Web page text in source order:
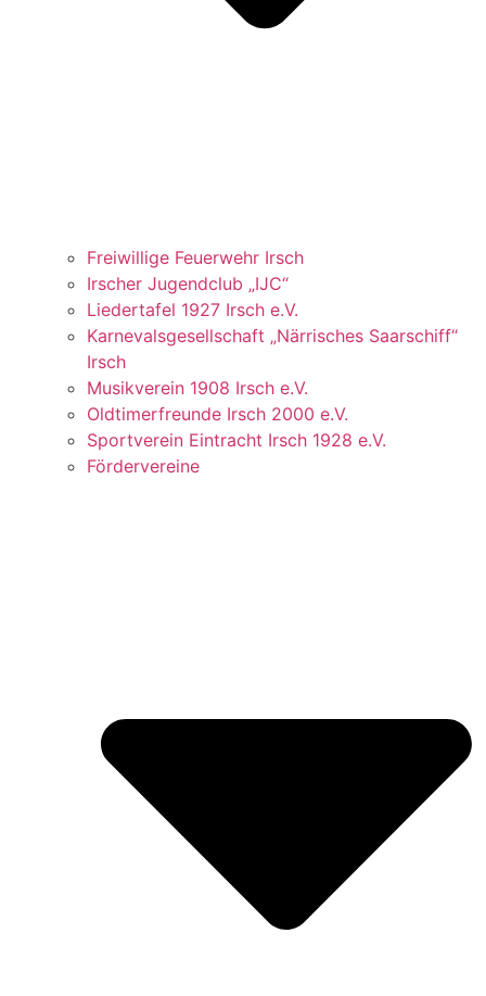
Freiwillige Feuerwehr Irsch
Irscher Jugendclub „IJC“
Liedertafel 1927 Irsch e.V.
Karnevalsgesellschaft „Närrisches Saarschiff“
Irsch
Musikverein 1908 Irsch e.V.
Oldtimerfreunde Irsch 2000 e.V.
Sportverein Eintracht Irsch 1928 e.V.
Fördervereine